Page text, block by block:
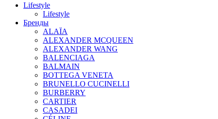
Lifestyle
Lifestyle
Бренды
ALAÏA
ALEXANDER MCQUEEN
ALEXANDER WANG
BALENCIAGA
BALMAIN
BOTTEGA VENETA
BRUNELLO CUCINELLI
BURBERRY
CARTIER
CASADEI